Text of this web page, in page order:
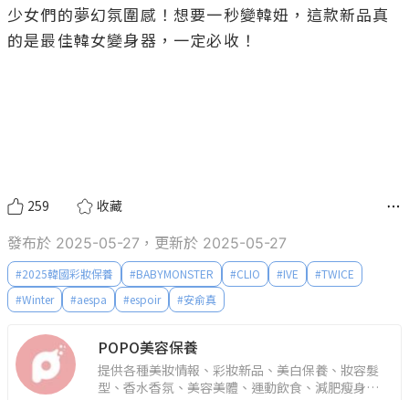
少女們的夢幻氛圍感！想要一秒變韓妞，這款新品真
的是最佳韓女變身器，一定必收！
259 收藏
發布於 2025-05-27，更新於 2025-05-27
#2025韓國彩妝保養 #BABYMONSTER #CLIO #IVE #TWICE
#Winter #aespa #espoir #安俞真
POPO美容保養
提供各種美妝情報、彩妝新品、美白保養、妝容髮
型、香水香氛、美容美體、運動飲食、減肥瘦身、